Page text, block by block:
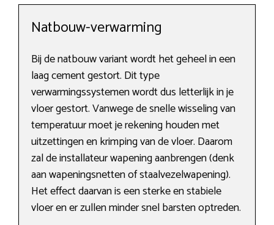
Natbouw-verwarming
Bij de natbouw variant wordt het geheel in een
laag cement gestort. Dit type
verwarmingssystemen wordt dus letterlijk in je
vloer gestort. Vanwege de snelle wisseling van
temperatuur moet je rekening houden met
uitzettingen en krimping van de vloer. Daarom
zal de installateur wapening aanbrengen (denk
aan wapeningsnetten of staalvezelwapening).
Het effect daarvan is een sterke en stabiele
vloer en er zullen minder snel barsten optreden.